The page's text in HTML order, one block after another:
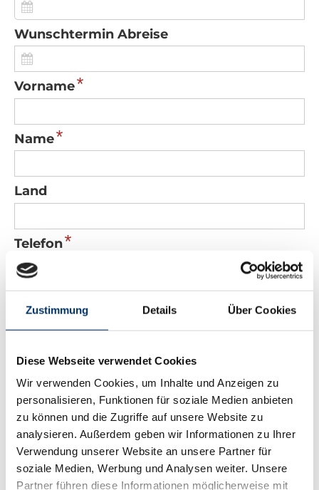
Zustimmung Details Über Cookies
Diese Webseite verwendet Cookies
Wir verwenden Cookies, um Inhalte und Anzeigen zu
personalisieren, Funktionen für soziale Medien anbieten
zu können und die Zugriffe auf unsere Website zu
analysieren. Außerdem geben wir Informationen zu Ihrer
Verwendung unserer Website an unsere Partner für
soziale Medien, Werbung und Analysen weiter. Unsere
Partner führen diese Informationen möglicherweise mit
Wunschtermin Abreise
Vorname*
Name*
Land
Telefon*
E-Mail*
Sicherheitscode*